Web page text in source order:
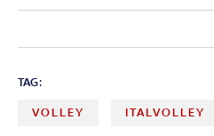
TAG:
VOLLEY ITALVOLLEY